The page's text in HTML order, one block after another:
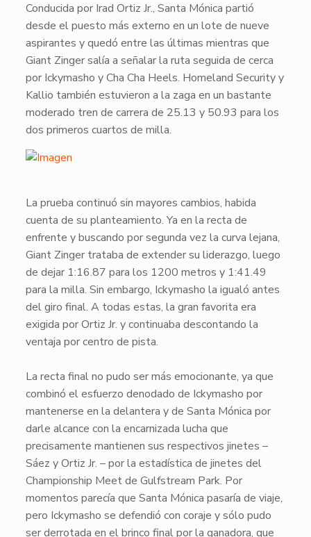
​Conducida por Irad Ortiz Jr., Santa Mónica partió
desde el puesto más externo en un lote de nueve
aspirantes y quedó entre las últimas mientras que
Giant Zingersalía a señalar la ruta seguida de cerca
por Ickymasho yCha Cha Heels. Homeland Securityy
Kallio también estuvieron a la zaga en un bastante
moderado tren de carrera de 25.13 y 50.93 para los
dos primeros cuartos de milla.
​La prueba continuó sin mayores cambios, habida
cuenta de su planteamiento. Ya en la recta de
enfrente y buscando por segunda vez la curva lejana,
Giant Zingertrataba de extender su liderazgo, luego
de dejar 1:16.87 para los 1200 metros y 1:41.49
para la milla. Sin embargo, Ickymasho la igualó antes
del giro final. A todas estas, la gran favorita era
exigida por Ortiz Jr. y continuaba descontando la
ventaja por centro de pista.
La recta final no pudo ser más emocionante, ya que
combinó el esfuerzo denodado de Ickymasho por
mantenerse en la delantera y de Santa Mónica por
darle alcance con la encarnizada lucha que
precisamente mantienen sus respectivos jinetes –
Sáez y Ortiz Jr. – por la estadística de jinetes del
Championship Meet de Gulfstream Park. Por
momentos parecía que Santa Mónica pasaría de viaje,
pero Ickymasho se defendió con coraje y sólo pudo
ser derrotada en el brinco final por la ganadora, que